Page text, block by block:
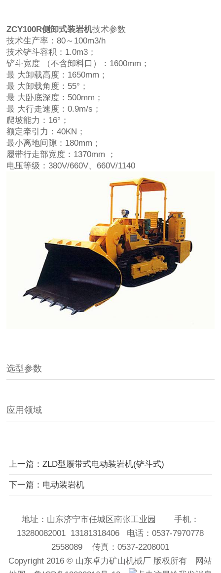
ZCY100R侧卸式装岩机技术参数
技术生产率：80～100m3/h
技术铲斗容积：1.0m3；
铲斗宽度 （不含卸料口）：1600mm；
最 大卸载高度：1650mm；
最 大卸载角度：55°；
最 大卧底深度：500mm；
最 大行走速度：0.9m/s；
爬坡能力：16°；
额定牵引力：40KN；
最小离地间隙：180mm；
履带行走部宽度：1370mm ；
电压等级：380V/660V、660V/1140
选型参数
应用领域
上一篇：ZLD型履带式电动装岩机(铲斗式)
下一篇：电动装岩机
地址：山东济宁市任城区南张工业园 手机：
13280082001 13181318406 电话：0537-7970778
2558089 传真：0537-2208001
Copyright 2016 © 山东卓力矿山机械厂 版权所有 网站